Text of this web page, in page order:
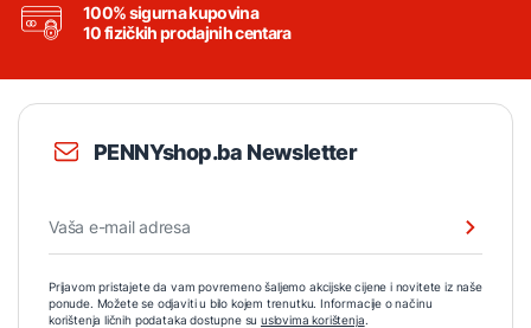
100% sigurna kupovina
10 fizičkih prodajnih centara
PENNYshop.ba Newsletter
Prijavom pristajete da vam povremeno šaljemo akcijske cijene i novitete iz naše
ponude. Možete se odjaviti u bilo kojem trenutku. Informacije o načinu
korištenja ličnih podataka dostupne su uslovima korištenja.